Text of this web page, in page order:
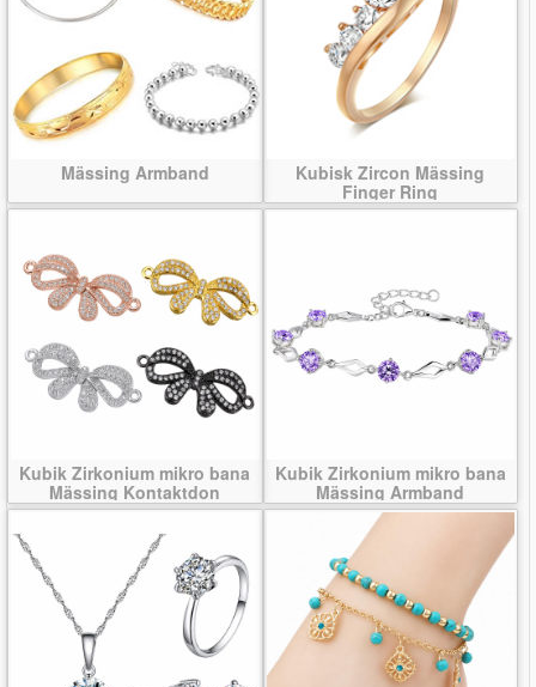
Mässing Armband
Kubisk Zircon Mässing
Finger Ring
Kubik Zirkonium mikro bana
Mässing Kontaktdon
Kubik Zirkonium mikro bana
Mässing Armband